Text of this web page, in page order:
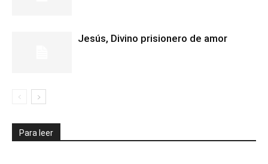
Jesús, Divino prisionero de amor
Para leer